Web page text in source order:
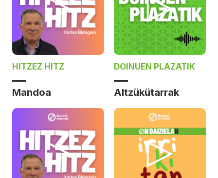
HITZEZ HITZ
Mandoa
DOINUEN PLAZATIK
Altzükütarrak